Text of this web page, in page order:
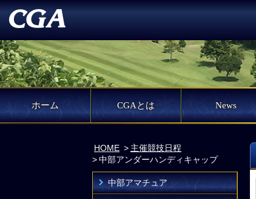
ホーム CGAとは News
HOME
主催競技日程
中部アンダーハンディキャップ
中部アマチュア